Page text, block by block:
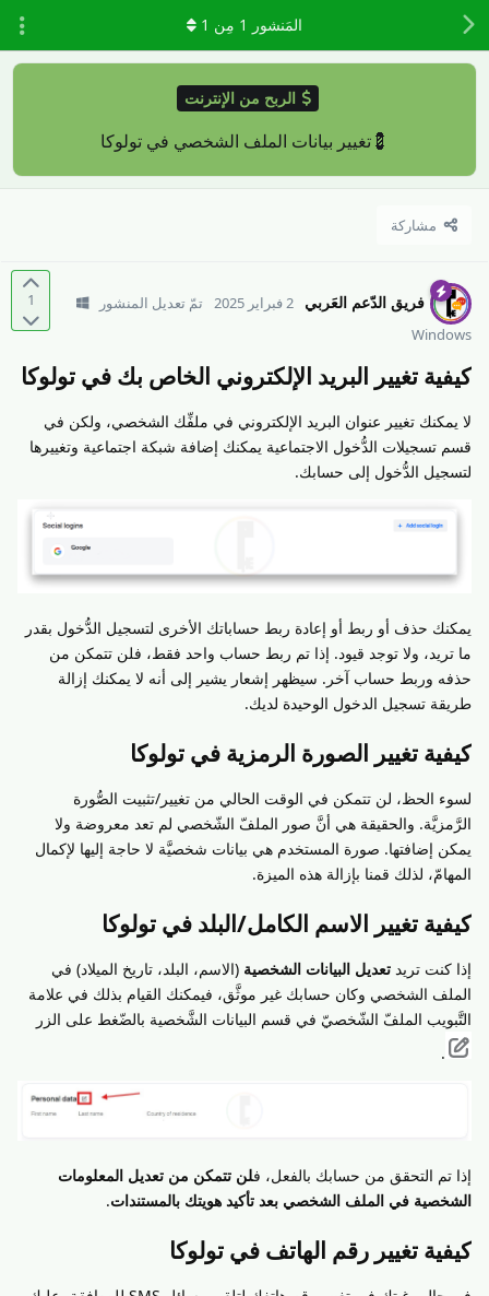
الربح من الإنترنت
💈تغيير بيانات الملف الشخصي في تولوكا
مشاركة
المَنشور 1 مِن 1
1 فريق الدّعم العَربي 2 فبراير 2025
تمّ تعديل المنشور
Windows
كيفية تغيير البريد الإلكتروني الخاص بك في تولوكا
لا يمكنك تغيير عنوان البريد الإلكتروني في ملفِّك الشخصي، ولكن في
قسم تسجيلات الدُّخول الاجتماعية يمكنك إضافة شبكة اجتماعية وتغييرها
لتسجيل الدُّخول إلى حسابك.
يمكنك حذف أو ربط أو إعادة ربط حساباتك الأخرى لتسجيل الدُّخول بقدر
ما تريد، ولا توجد قيود. إذا تم ربط حساب واحد فقط، فلن تتمكن من
حذفه وربط حساب آخر. سيظهر إشعار يشير إلى أنه لا يمكنك إزالة
طريقة تسجيل الدخول الوحيدة لديك.
كيفية تغيير الصورة الرمزية في تولوكا
لسوء الحظ، لن تتمكن في الوقت الحالي من تغيير/تثبيت الصُّورة
الرَّمزيَّة. والحقيقة هي أنَّ صور الملفّ الشّخصي لم تعد معروضة ولا
يمكن إضافتها. صورة المستخدم هي بيانات شخصيَّة لا حاجة إليها لإكمال
المهامّ، لذلك قمنا بإزالة هذه الميزة.
كيفية تغيير الاسم الكامل/البلد في تولوكا
إذا كنت تريد تعديل البيانات الشخصية (الاسم، البلد، تاريخ الميلاد) في
الملف الشخصي وكان حسابك غير موثَّق، فيمكنك القيام بذلك في علامة
التَّبويب الملفّ الشّخصيّ في قسم البيانات الشَّخصية بالضّغط على الزر
.
إذا تم التحقق من حسابك بالفعل، فلن تتمكن من تعديل المعلومات
الشخصية في الملف الشخصي بعد تأكيد هويتك بالمستندات.
كيفية تغيير رقم الهاتف في تولوكا